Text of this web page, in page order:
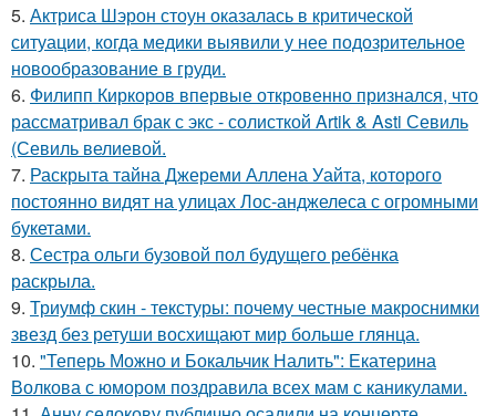
5. Актриса Шэрон стоун оказалась в критической
ситуации, когда медики выявили у нее подозрительное
новообразование в груди.
6. Филипп Киркоров впервые откровенно признался, что
рассматривал брак с экс - солисткой Artik & Asti Севиль
(Севиль велиевой.
7. Раскрыта тайна Джереми Аллена Уайта, которого
постоянно видят на улицах Лос-анджелеса с огромными
букетами.
8. Сестра ольги бузовой пол будущего ребёнка
раскрыла.
9. Триумф скин - текстуры: почему честные макроснимки
звезд без ретуши восхищают мир больше глянца.
10. "Теперь Можно и Бокальчик Налить": Екатерина
Волкова с юмором поздравила всех мам с каникулами.